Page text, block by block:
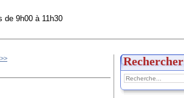
de 9h00 à 11h30
Rechercher